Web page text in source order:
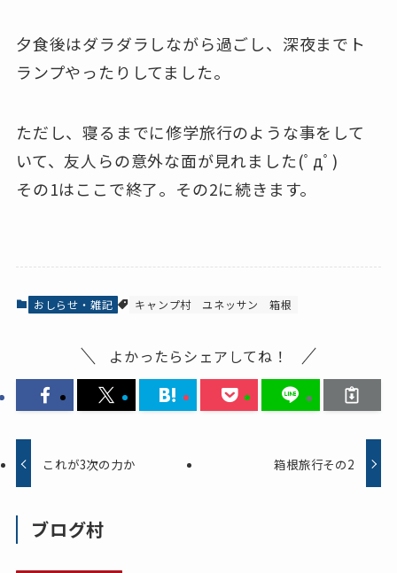
夕食後はダラダラしながら過ごし、深夜までト
ランプやったりしてました。
ただし、寝るまでに修学旅行のような事をして
いて、友人らの意外な面が見れました(ﾟдﾟ)
その1はここで終了。その2に続きます。
おしらせ・雑記 キャンプ村 ユネッサン 箱根
よかったらシェアしてね！
これが3次の力か 箱根旅行その2
ブログ村